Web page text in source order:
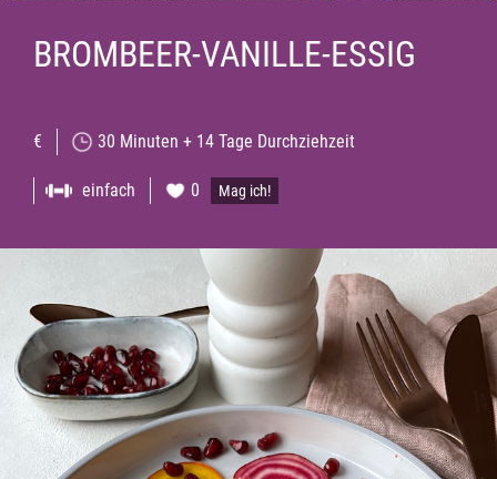
BROMBEER-VANILLE-ESSIG
€ 30 Minuten + 14 Tage Durchziehzeit
einfach 0 Mag ich!